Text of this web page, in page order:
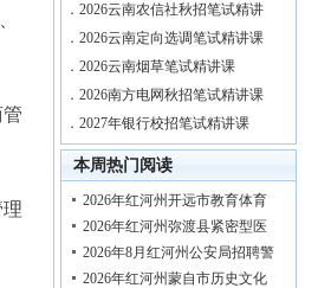
． 2026云南农信社秋招笔试精讲
． 2026云南定向选调笔试精讲课
． 2026云南烟草笔试精讲课
． 2026南方电网秋招笔试精讲课
． 2027年银行校招笔试精讲课
本周热门阅读
2026年红河州开远市教育体育
2026年红河州弥渡县紧密型医
2026年8月红河州公安局招聘警
2026年红河州蒙自市历史文化